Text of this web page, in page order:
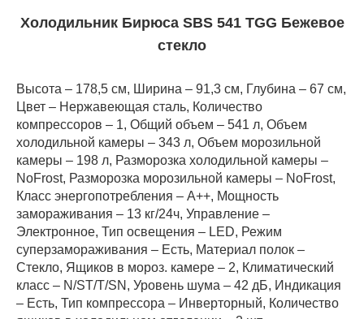
Холодильник Бирюса SBS 541 TGG Бежевое
стекло
Высота – 178,5 см, Ширина – 91,3 см, Глубина – 67 см,
Цвет – Нержавеющая сталь, Количество
компрессоров – 1, Общий объем – 541 л, Объем
холодильной камеры – 343 л, Объем морозильной
камеры – 198 л, Разморозка холодильной камеры –
NoFrost, Разморозка морозильной камеры – NoFrost,
Класс энергопотребления – А++, Мощность
замораживания – 13 кг/24ч, Управление –
Электронное, Тип освещения – LED, Режим
суперзамораживания – Есть, Материал полок –
Стекло, Ящиков в мороз. камере – 2, Климатический
класс – N/ST/T/SN, Уровень шума – 42 дБ, Индикация
– Есть, Тип компрессора – Инверторный, Количество